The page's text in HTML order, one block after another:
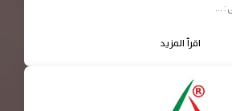
: ...
اقرأ المزيد